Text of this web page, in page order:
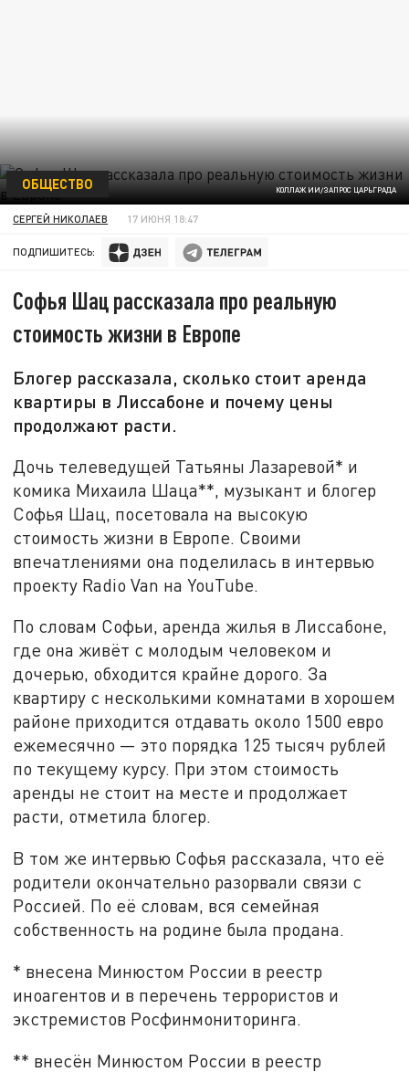
КОЛЛАЖ ИИ/ЗАПРОС ЦАРЬГРАДА
ОБЩЕСТВО
СЕРГЕЙ НИКОЛАЕВ 17 ИЮНЯ 18:47
ПОДПИШИТЕСЬ:
Софья Шац рассказала про реальную
стоимость жизни в Европе
Блогер рассказала, сколько стоит аренда
квартиры в Лиссабоне и почему цены
продолжают расти.
Дочь телеведущей Татьяны Лазаревой* и
комика Михаила Шаца**, музыкант и блогер
Софья Шац, посетовала на высокую
стоимость жизни в Европе. Своими
впечатлениями она поделилась в интервью
проекту Radio Van на YouTube.
По словам Софьи, аренда жилья в Лиссабоне,
где она живёт с молодым человеком и
дочерью, обходится крайне дорого. За
квартиру с несколькими комнатами в хорошем
районе приходится отдавать около 1500 евро
ежемесячно — это порядка 125 тысяч рублей
по текущему курсу. При этом стоимость
аренды не стоит на месте и продолжает
расти, отметила блогер.
В том же интервью Софья рассказала, что её
родители окончательно разорвали связи с
Россией. По её словам, вся семейная
собственность на родине была продана.
* внесена Минюстом России в реестр
иноагентов и в перечень террористов и
экстремистов Росфинмониторинга.
** внесён Минюстом России в реестр